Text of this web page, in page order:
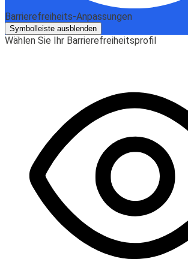
Barrierefreiheits-Anpassungen
Symbolleiste ausblenden
Wählen Sie Ihr Barrierefreiheitsprofil